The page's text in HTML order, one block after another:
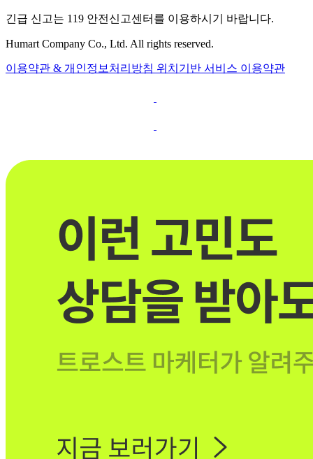
긴급 신고는 119 안전신고센터를 이용하시기 바랍니다.
Humart Company Co., Ltd. All rights reserved.
이용약관 & 개인정보처리방침 위치기반 서비스 이용약관